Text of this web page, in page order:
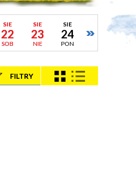
SIE
22
SOB
SIE
23
NIE
SIE
24
PON
FILTRY